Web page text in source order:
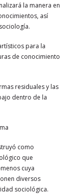
la manera en
así
para la
de conocimiento
residuales y las
dentro de la
como
que
cuya
diversos
sociológica.